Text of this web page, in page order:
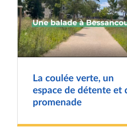
La coulée verte, un
espace de détente et
promenade